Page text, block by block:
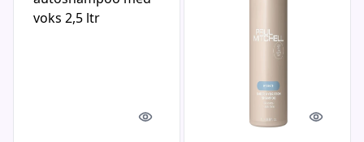
Quick look Quick